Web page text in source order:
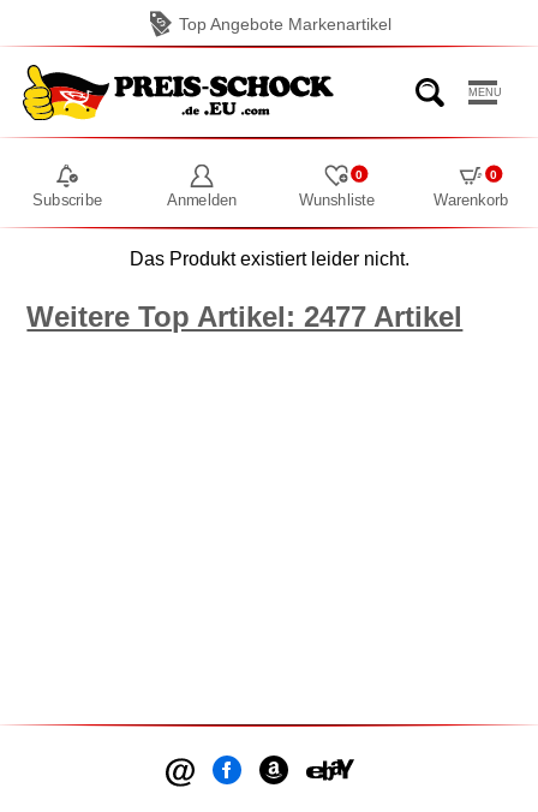
Top Angebote Markenartikel
MENU
Subscribe Anmelden Wunshliste
0
Warenkorb
0
Das Produkt existiert leider nicht.
Weitere Top Artikel: 2477 Artikel